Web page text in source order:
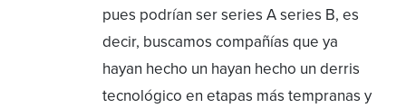
pues podrían ser series A series B, es
decir, buscamos compañías que ya
hayan hecho un hayan hecho un derris
tecnológico en etapas más tempranas y